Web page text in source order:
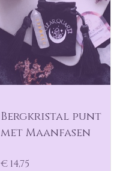
Bergkristal punt
met Maanfasen
€ 14,75